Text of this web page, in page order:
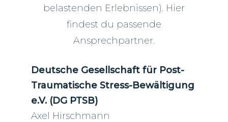
belastenden Erlebnissen). Hier
findest du passende
Ansprechpartner.
Deutsche Gesellschaft für Post-
Traumatische Stress-Bewältigung
e.V. (DG PTSB)
Axel Hirschmann